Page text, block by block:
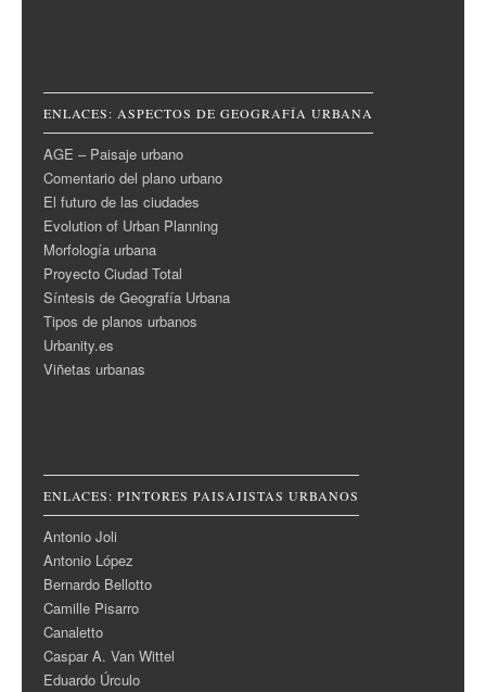
ENLACES: ASPECTOS DE GEOGRAFÍA URBANA
AGE – Paisaje urbano
Comentario del plano urbano
El futuro de las ciudades
Evolution of Urban Planning
Morfología urbana
Proyecto Ciudad Total
Síntesis de Geografía Urbana
Tipos de planos urbanos
Urbanity.es
Viñetas urbanas
ENLACES: PINTORES PAISAJISTAS URBANOS
Antonio Joli
Antonio López
Bernardo Bellotto
Camille Pisarro
Canaletto
Caspar A. Van Wittel
Eduardo Úrculo